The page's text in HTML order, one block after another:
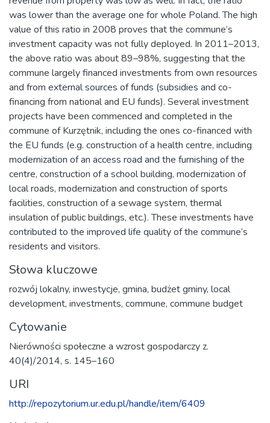
was lower than the average one for whole Poland. The high
value of this ratio in 2008 proves that the commune’s
investment capacity was not fully deployed. In 2011–2013,
the above ratio was about 89–98%, suggesting that the
commune largely financed investments from own resources
and from external sources of funds (subsidies and co-
financing from national and EU funds). Several investment
projects have been commenced and completed in the
commune of Kurzętnik, including the ones co-financed with
the EU funds (e.g. construction of a health centre, including
modernization of an access road and the furnishing of the
centre, construction of a school building, modernization of
local roads, modernization and construction of sports
facilities, construction of a sewage system, thermal
insulation of public buildings, etc.). These investments have
contributed to the improved life quality of the commune’s
residents and visitors.
Słowa kluczowe
rozwój lokalny, inwestycje, gmina, budżet gminy, local
development, investments, commune, commune budget
Cytowanie
Nierówności społeczne a wzrost gospodarczy z.
40(4)/2014, s. 145–160
URI
http://repozytorium.ur.edu.pl/handle/item/6409